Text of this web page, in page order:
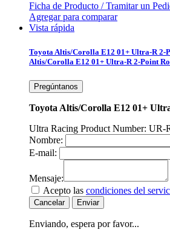
Ficha de Producto / Tramitar un
Agregar para comparar
Vista rápida
Toyota Altis/Corolla E12 01+ Ultra-R 2-
Altis/Corolla E12 01+ Ultra-R 2-Point
Pregúntanos
Toyota Altis/Corolla E12 01+
Ultra Racing Product Number: UR-
Nombre:
E-mail:
Mensaje:
Acepto las condiciones del
Cancelar Enviar
Enviando, espera por favor...